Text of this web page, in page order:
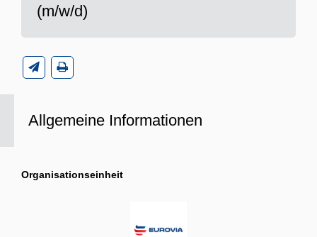
(m/w/d)
Allgemeine Informationen
Organisationseinheit